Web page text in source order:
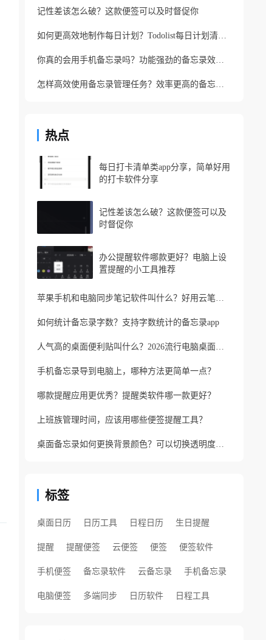
记性差该怎么破？这款便签可以及时督促你
如何更高效地制作每日计划？Todolist每日计划清单制作方法
你真的会用手机备忘录吗？功能强劲的备忘录效率工具
怎样高效使用备忘录管理任务？效率更高的备忘录app
热点
每日打卡清单类app分享，简单好用
的打卡软件分享
记性差该怎么破？这款便签可以及
时督促你
办公提醒软件哪款更好？电脑上设
置提醒的小工具推荐
苹果手机和电脑同步笔记软件叫什么？好用云笔记软件分享
如何统计备忘录字数？支持字数统计的备忘录app
人气高的桌面便利贴叫什么？2026流行电脑桌面便利贴
手机备忘录导到电脑上，哪种方法更简单一点？
哪款提醒应用更优秀？提醒类软件哪一款更好？
上班族管理时间，应该用哪些便签提醒工具？
桌面备忘录如何更换背景颜色？可以切换透明度的备忘录
标签
桌面日历 日历工具 日程日历 生日提醒
提醒 提醒便签 云便签 便签 便签软件
手机便签 备忘录软件 云备忘录 手机备忘录
电脑便签 多端同步 日历软件 日程工具